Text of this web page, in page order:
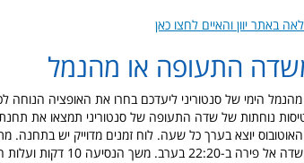
באתר יוון והאיים לחצו כאן
התעופה או מהנמל
הימי של סנטוריני ליעדכם בחרו את האופציה הנוחה
נוחתות של שדה התעופה של סנטוריני תמצאו את תחנת